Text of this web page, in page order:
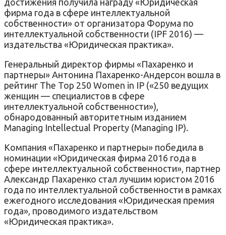
фирма года в сфере интеллектуальной
собственности» от организатора Форума по
интеллектуальной собственности (IPF 2016) —
издательства «Юридическая практика».
Генеральный директор фирмы «Пахаренко и
партнеры» Антонина Пахаренко-Андерсон вошла в
рейтинг The Top 250 Women in IP («250 ведущих
женщин — специалистов в сфере
интеллектуальной собственности»),
обнародованный авторитетным изданием
Managing Intellectual Property (Managing IP).
Компания «Пахаренко и партнеры» победила в
номинации «Юридическая фирма 2016 года в
сфере интеллектуальной собственности», партнер
Александр Пахаренко стал лучшим юристом 2016
года по интеллектуальной собственности в рамках
ежегодного исследования «Юридическая премия
года», проводимого издательством
«Юридическая практика».